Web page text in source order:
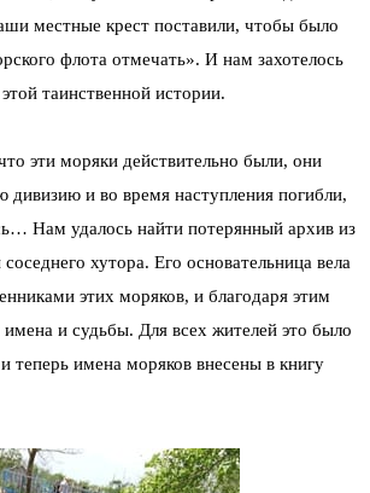
местные крест поставили, чтобы было
флота отмечать». И нам захотелось
таинственной истории.
эти моряки действительно были, они
дивизию и во время наступления погибли,
Нам удалось найти потерянный архив из
хутора. Его основательница вела
этих моряков, и благодаря этим
и судьбы. Для всех жителей это было
теперь имена моряков внесены в книгу